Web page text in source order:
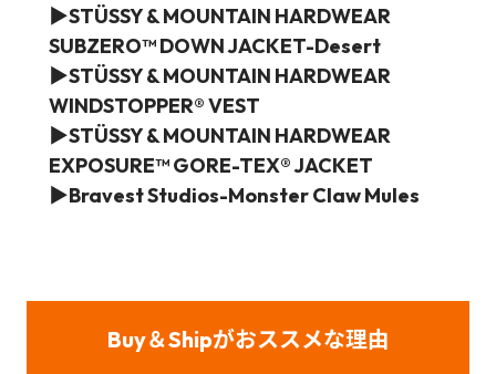
▶STÜSSY & MOUNTAIN HARDWEAR
SUBZERO™ DOWN JACKET-Desert
▶STÜSSY & MOUNTAIN HARDWEAR
WINDSTOPPER® VEST
▶STÜSSY & MOUNTAIN HARDWEAR
EXPOSURE™ GORE-TEX® JACKET
▶Bravest Studios-Monster Claw Mules
Buy＆Shipがおススメな理由